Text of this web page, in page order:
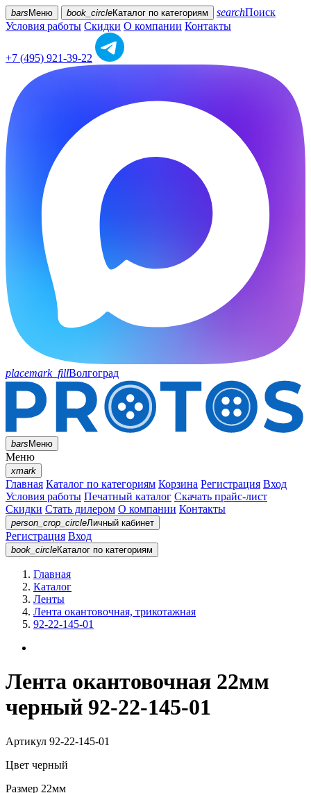
bars Меню book_circleКаталог по категориям searchПоиск
Условия работы Скидки О компании Контакты
+7 (495) 921-39-22
placemark_fillВолгоград
barsМеню
Меню
xmark
Главная Каталог по категориям Корзина Регистрация Вход
Условия работы Печатный каталог Скачать прайс-лист
Скидки Стать дилером О компании Контакты
person_crop_circleЛичный кабинет
Регистрация Вход
book_circleКаталог по категориям
Главная
Каталог
Ленты
Лента окантовочная, трикотажная
92-22-145-01
Лента окантовочная 22мм
черный 92-22-145-01
Артикул 92-22-145-01
Цвет черный
Размер 22мм